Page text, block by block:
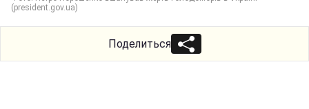
(president.gov.ua)
Поделиться